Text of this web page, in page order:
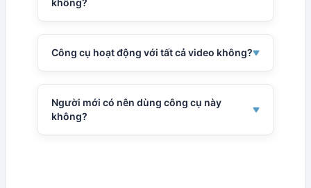
Có. Thẻ từ khóa dài giúp bạn tiếp cận các tìm
kiếm cụ thể hơn và cải thiện độ rõ ràng chủ
Công cụ hoạt động với tất cả video không?
Hoạt động với hầu hết video công khai, trừ
khi video bị ẩn hoặc hạn chế.
Người mới có nên dùng công cụ này
không?